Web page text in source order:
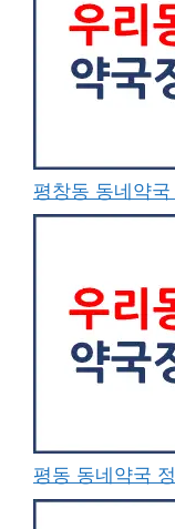
평창동 동네약
평동 동네약국